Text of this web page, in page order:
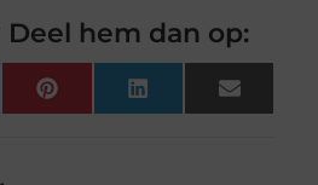
hem dan op:
Pinterest LinkedIn Email